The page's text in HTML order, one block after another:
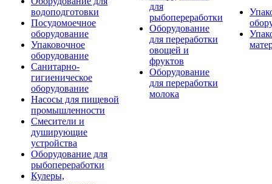
водоподготовки
Посудомоечное
оборудование
Упаковочное
оборудование
Санитарно-
гигиеническое
оборудование
Насосы для пищевой
промышленности
Смесители и
душирующие
устройства
Оборудование для
рыбопереработки
Кулеры,
для
рыбопереработки
Оборудование
для переработки
овощей и
фруктов
Оборудование
для переработки
молока